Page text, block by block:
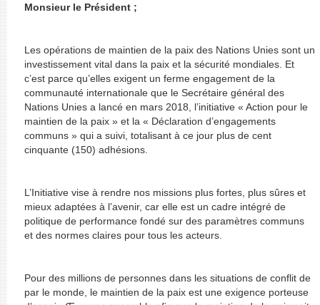
Monsieur le Président ;
Les opérations de maintien de la paix des Nations Unies sont un
investissement vital dans la paix et la sécurité mondiales. Et
c’est parce qu’elles exigent un ferme engagement de la
communauté internationale que le Secrétaire général des
Nations Unies a lancé en mars 2018, l’initiative « Action pour le
maintien de la paix » et la « Déclaration d’engagements
communs » qui a suivi, totalisant à ce jour plus de cent
cinquante (150) adhésions.
L’Initiative vise à rendre nos missions plus fortes, plus sûres et
mieux adaptées à l’avenir, car elle est un cadre intégré de
politique de performance fondé sur des paramètres communs
et des normes claires pour tous les acteurs.
Pour des millions de personnes dans les situations de conflit de
par le monde, le maintien de la paix est une exigence porteuse